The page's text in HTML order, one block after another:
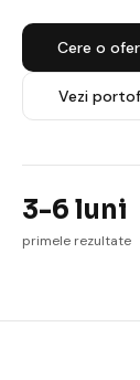
Cere o
Vezi
3-6 luni
primele rezultate